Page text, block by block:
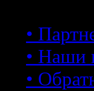
•
• Наши
•